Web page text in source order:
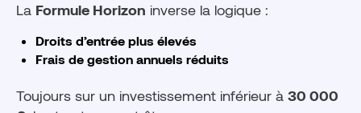
La Formule Horizon inverse la logique :
Droits d’entrée plus élevés
Frais de gestion annuels réduits
Toujours sur un investissement inférieur à 30 000